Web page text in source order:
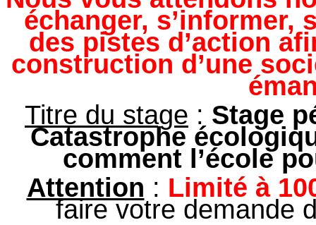
échanger, s’informer,
des pistes d’action
construction d’une
Titre du stage : Stage
Catastrophe
comment l’école
Attention : Limité à
faire votre demande